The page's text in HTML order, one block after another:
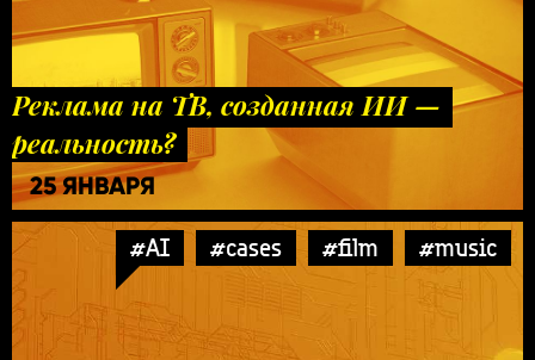
Реклама на ТВ, созданная ИИ —
реальность?
25 ЯНВАРЯ
#AI #cases #film #music